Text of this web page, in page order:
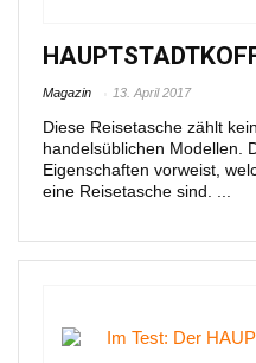
Magazin 13. April 2017
Diese Reisetasche zählt
handelsüblichen Modellen.
Eigenschaften vorweist,
eine Reisetasche sind. ...